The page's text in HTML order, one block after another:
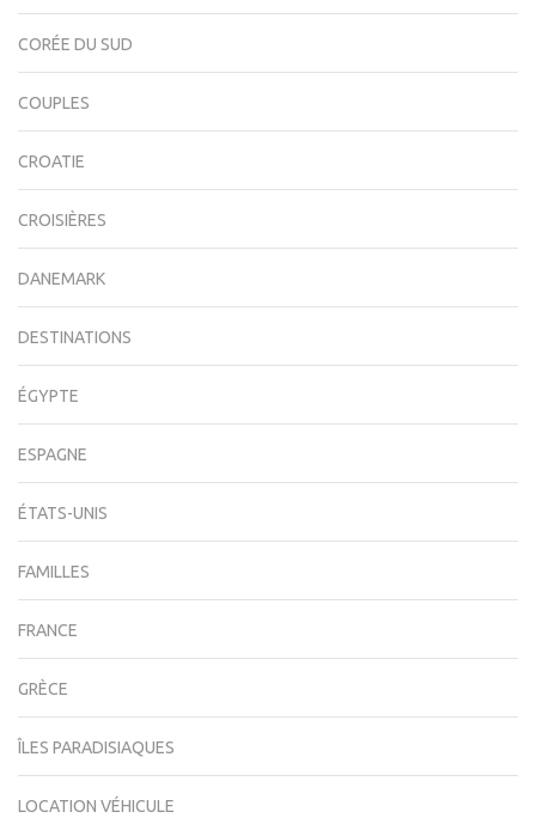
CORÉE DU SUD
COUPLES
CROATIE
CROISIÈRES
DANEMARK
DESTINATIONS
ÉGYPTE
ESPAGNE
ÉTATS-UNIS
FAMILLES
FRANCE
GRÈCE
ÎLES PARADISIAQUES
LOCATION VÉHICULE